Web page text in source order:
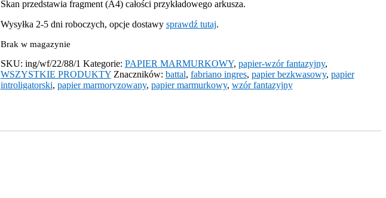
Skan przedstawia fragment (A4) całości przykładowego arkusza.
Wysyłka 2-5 dni roboczych, opcje dostawy sprawdź tutaj.
Brak w magazynie
SKU: ing/wf/22/88/1 Kategorie: PAPIER MARMURKOWY, papier-wzór fantazyjny,
WSZYSTKIE PRODUKTY Znaczników: battal, fabriano ingres, papier bezkwasowy, papier
introligatorski, papier marmoryzowany, papier marmurkowy, wzór fantazyjny